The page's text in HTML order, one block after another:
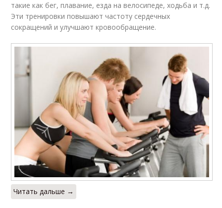
такие как бег, плавание, езда на велосипеде, ходьба и т.д.
Эти тренировки повышают частоту сердечных
сокращений и улучшают кровообращение.
Читать дальше →